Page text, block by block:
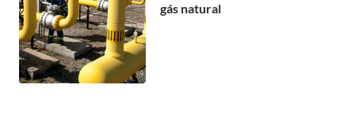
gás natural